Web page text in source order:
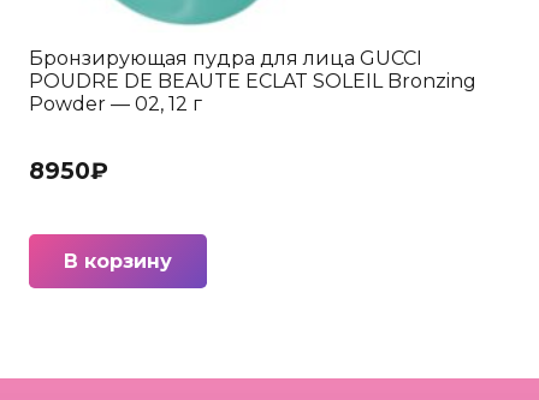
Бронзирующая пудра для лица GUCCI
POUDRE DE BEAUTE ECLAT SOLEIL Bronzing
Powder — 02, 12 г
8950₽
В корзину